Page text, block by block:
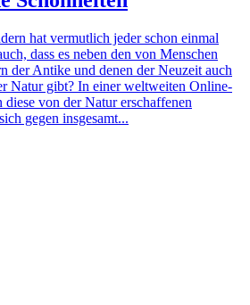
hat vermutlich jeder schon einmal
dass es neben den von Menschen
der Antike und denen der Neuzeit auch
Natur gibt? In einer weltweiten Online-
von der Natur erschaffenen
gegen insgesamt...